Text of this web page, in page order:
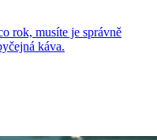
rok, musíte je správně
káva.